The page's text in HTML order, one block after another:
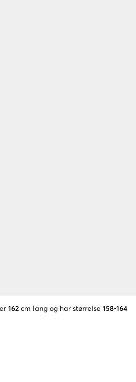
162 cm lang og har størrelse 158-164